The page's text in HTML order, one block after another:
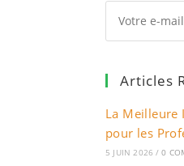
Articles
La Meilleure
pour les
5 JUIN 2026 / 0